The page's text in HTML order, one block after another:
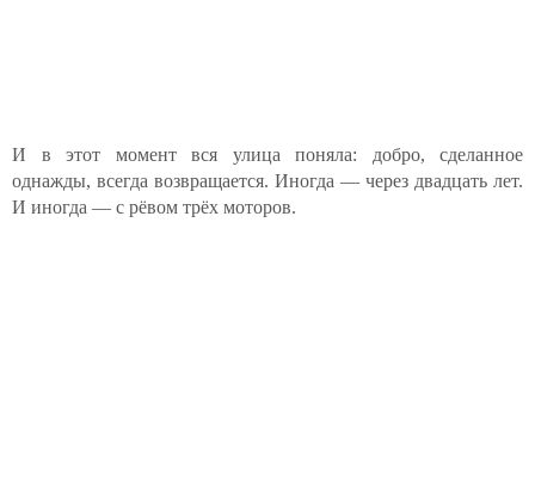
И в этот момент вся улица поняла: добро, сделанное
однажды, всегда возвращается. Иногда — через двадцать лет.
И иногда — с рёвом трёх моторов.